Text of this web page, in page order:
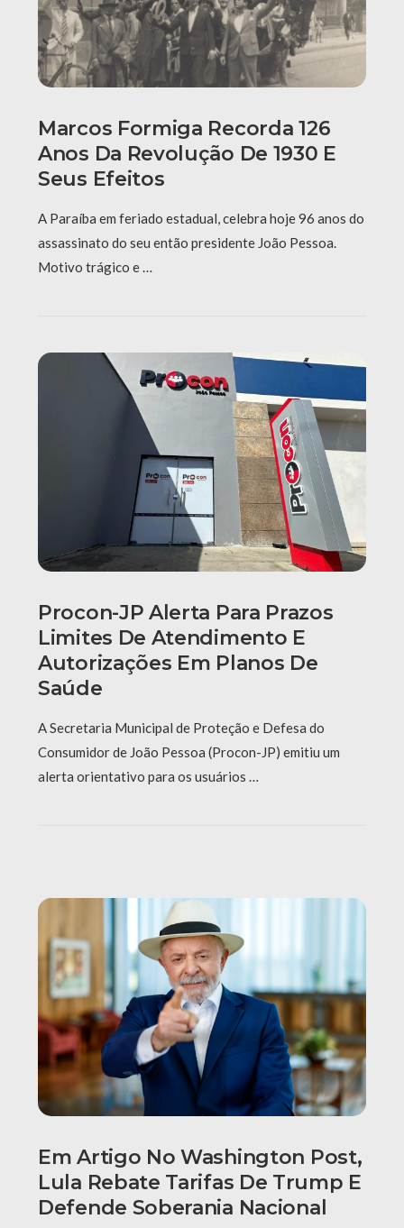
Marcos Formiga Recorda 126
Anos Da Revolução De 1930 E
Seus Efeitos
A Paraíba em feriado estadual, celebra hoje 96 anos do
assassinato do seu então presidente João Pessoa.
Motivo trágico e …
Procon-JP Alerta Para Prazos
Limites De Atendimento E
Autorizações Em Planos De
Saúde
A Secretaria Municipal de Proteção e Defesa do
Consumidor de João Pessoa (Procon-JP) emitiu um
alerta orientativo para os usuários …
Em Artigo No Washington Post,
Lula Rebate Tarifas De Trump E
Defende Soberania Nacional